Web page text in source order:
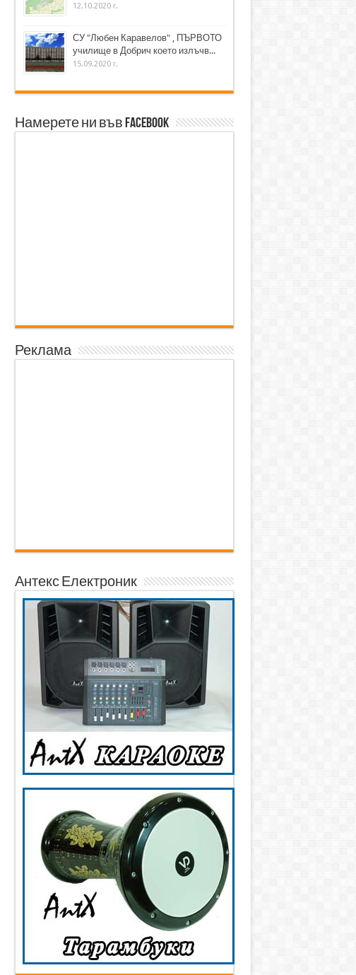
12.10.2020 г.
СУ "Любен Каравелов" , ПЪРВОТО
училище в Добрич което излъчв...
15.09.2020 г.
Намерете ни във Facebook
Реклама
Антекс Електроник